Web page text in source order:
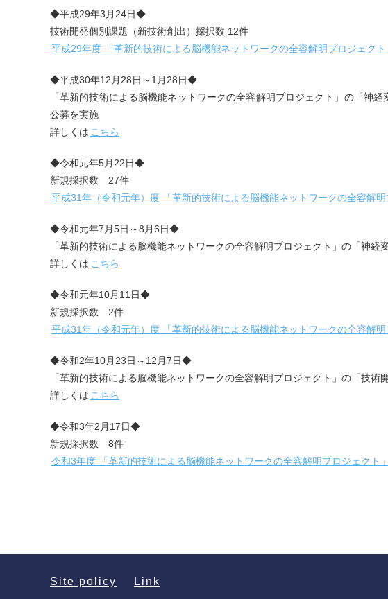
◆平成29年3月24日◆
技術開発個別課題（新技術創出）採択数 12件
平成29年度 「革新的技術による脳機能ネットワークの全容解明プロジェク
◆平成30年12月28日～1月28日◆
「革新的技術による脳機能ネットワークの全容解明プロジェクト」の「神
公募を実施
詳しくは こちら
◆令和元年5月22日◆
新規採択数 27件
平成31年（令和元年）度 「革新的技術による脳機能ネットワークの全容解
◆令和元年7月5日～8月6日◆
「革新的技術による脳機能ネットワークの全容解明プロジェクト」の「神
詳しくは こちら
◆令和元年10月11日◆
新規採択数 2件
平成31年（令和元年）度 「革新的技術による脳機能ネットワークの全容解
◆令和2年10月23日～12月7日◆
「革新的技術による脳機能ネットワークの全容解明プロジェクト」の「技術
詳しくは こちら
◆令和3年2月17日◆
新規採択数 8件
令和3年度 「革新的技術による脳機能ネットワークの全容解明プロジェクト
Site policy Link